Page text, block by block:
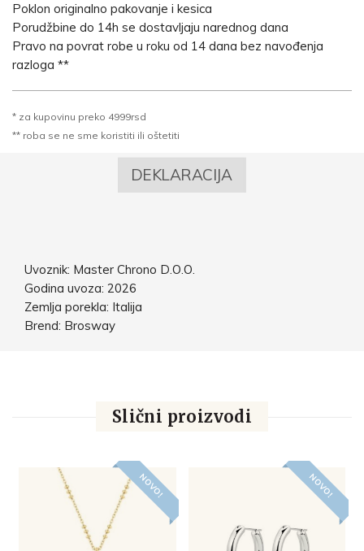
Poklon originalno pakovanje i kesica
Porudžbine do 14h se dostavljaju narednog dana
Pravo na povrat robe u roku od 14 dana bez navođenja
razloga **
* za kupovinu preko 4999rsd
** roba se ne sme koristiti ili oštetiti
DEKLARACIJA
Uvoznik: Master Chrono D.O.O.
Godina uvoza: 2026
Zemlja porekla: Italija
Brend: Brosway
Slični proizvodi
NOVO! NOVO!